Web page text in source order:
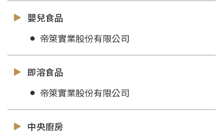
嬰兒食品
帝箂實業股份有限公司
即溶食品
帝箂實業股份有限公司
中央廚房